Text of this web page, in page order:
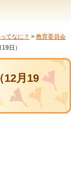
てなに？ > 教育委員会
日）
12月19